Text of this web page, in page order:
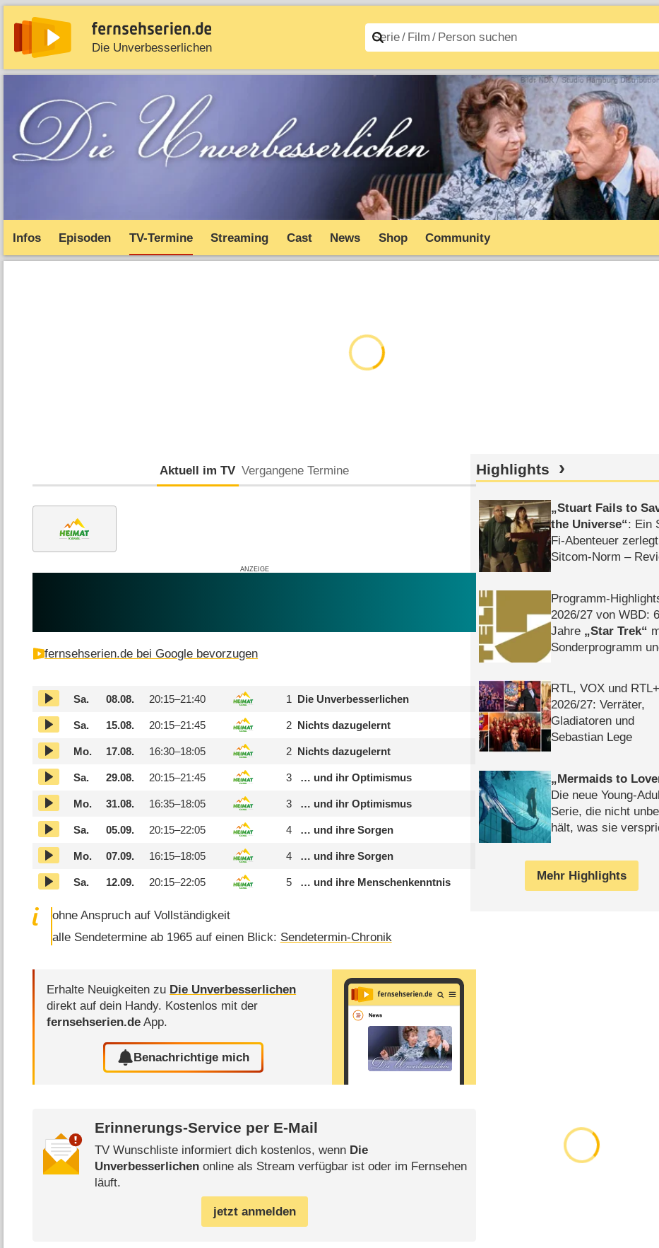
Die Unverbesserlichen
News Entdecken Streaming Filme A–Z
Infos Episoden TV-Termine Streaming Cast News Shop Community
Aktuell im TV Vergangene Termine
fernsehserien.de bei Google bevorzugen
Sa. 08.08. 20:15–21:40 1 Die Unverbesserlichen
Sa. 15.08. 20:15–21:45 2 Nichts dazugelernt
Mo. 17.08. 16:30–18:05 2 Nichts dazugelernt
Sa. 29.08. 20:15–21:45 3 … und ihr Optimismus
Mo. 31.08. 16:35–18:05 3 … und ihr Optimismus
Sa. 05.09. 20:15–22:05 4 … und ihre Sorgen
Mo. 07.09. 16:15–18:05 4 … und ihre Sorgen
Sa. 12.09. 20:15–22:05 5 … und ihre Menschenkenntnis
ohne Anspruch auf Vollständigkeit
alle Sendetermine ab 1965 auf einen Blick: Sendetermin-Chronik
Erhalte Neuigkeiten zu Die Unverbesserlichen
direkt auf dein Handy. Kostenlos mit der
fernsehserien.de App.
Benachrichtige mich
Erinnerungs-Service per E-Mail
TV Wunschliste informiert dich kostenlos, wenn Die
Unverbesserlichenonline als Stream verfügbar ist oder im Fernsehen
läuft.
jetzt anmelden
Highlights
Stuart Fails to
the Universe : Ein
Fi-Abenteuer
Sitcom-Norm –
Programm-
2026/​27 von WBD:
Jahre
Star Trek
Sonderprogramm
RTL, VOX und RTL+
2026/​27: Verräter,
Gladiatoren und
Sebastian Lege
Mermaids to
Die neue Young-
Serie, die nicht
hält, was sie
Mehr Highlights